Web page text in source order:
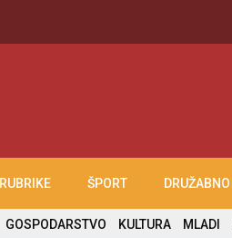
RUBRIKE ŠPORT DRUŽABNO
GOSPODARSTVO KULTURA MLADI